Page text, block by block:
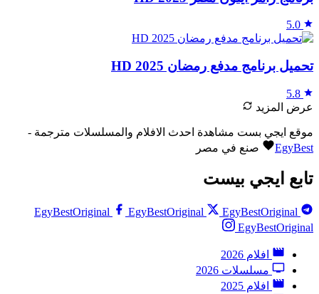
5.0
تحميل برنامج مدفع رمضان 2025 HD
5.8
عرض المزيد
موقع ايجي بست مشاهدة احدث الافلام والمسلسلات مترجمة -
EgyBest
صنع في مصر
تابع ايجي بيست
EgyBestOriginal EgyBestOriginal
EgyBestOriginal
EgyBestOriginal
افلام 2026
مسلسلات 2026
افلام 2025